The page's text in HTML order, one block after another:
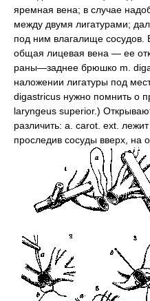
яремная вена; в случае
между двумя лигатурами;
под ним влагалище сосудов.
общая лицевая вена — ее
раны—заднее брюшко m.
наложении лигатуры под
digastricus нужно помнить о
laryngeus superior.)
различить: a. carot. ext.
проследив сосуды вверх, на